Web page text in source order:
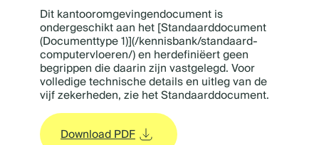
Dit kantooromgevingendocument is
ondergeschikt aan het [Standaarddocument
(Documenttype 1)](/kennisbank/standaard-
computervloeren/) en herdefiniëert geen
begrippen die daarin zijn vastgelegd. Voor
volledige technische details en uitleg van de
vijf zekerheden, zie het Standaarddocument.
Download PDF